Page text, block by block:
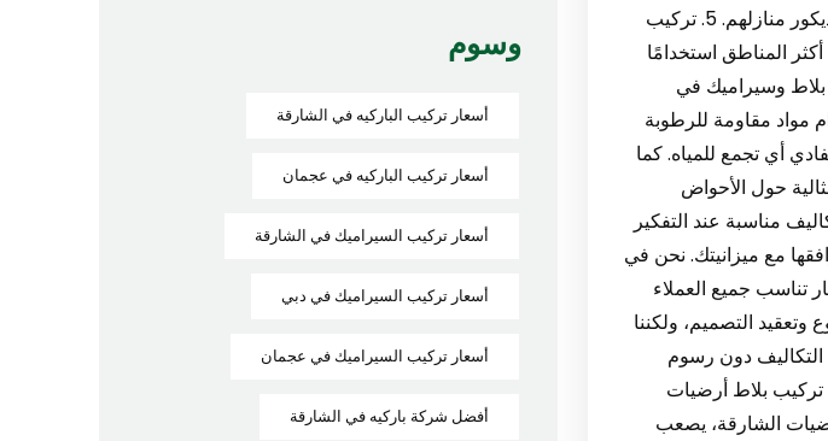
كما نقدم استشارات تصميمية تساعد العملاء في اختيار الألوان والنقوش التي تناسب ديكور منازلهم. 5. تركيب
المناطق استخدامًا
وسيراميك في
مواد مقاومة للرطوبة
أي تجمع للمياه. كما
حول الأحواض
وتكاليف مناسبة عند التفكير
مع ميزانيتك. نحن في
تناسب جميع العملاء
التصميم، ولكننا
التكاليف دون رسوم
أنيقة ومتانة عالية بأفضل قيمة ممكنة. 7. شركات تركيب بلاط أرضيات
الشارقة، يصعب
وسوم
أسعار تركيب الباركيه في الشارقة
أسعار تركيب الباركيه في عجمان
أسعار تركيب السيراميك في الشارقة
أسعار تركيب السيراميك في دبي
أسعار تركيب السيراميك في عجمان
أفضل شركة باركيه في الشارقة